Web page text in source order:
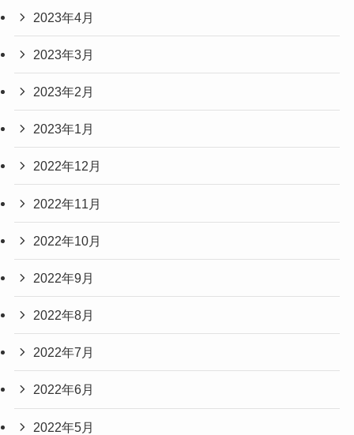
2023年4月
2023年3月
2023年2月
2023年1月
2022年12月
2022年11月
2022年10月
2022年9月
2022年8月
2022年7月
2022年6月
2022年5月